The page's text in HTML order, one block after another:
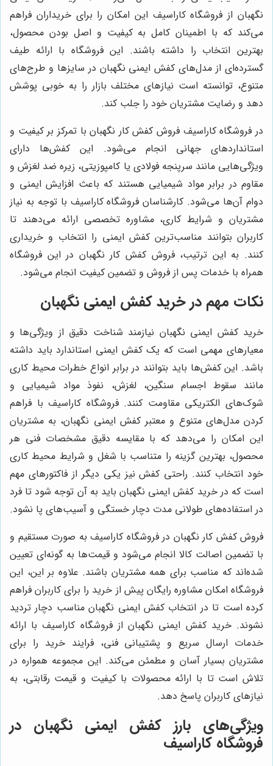
نگهبان از فروشگاه کاراسیف این امکان را برای خریداران فراهم
می‌کند که با اطمینان کامل به کیفیت و اصل بودن محصول،
بهترین انتخاب را داشته باشند. این فروشگاه با ارائه طیف
گسترده‌ای از مدل‌های کفش ایمنی نگهبان در سایزها و طرح‌های
متنوع، توانسته است نیازهای مختلف بازار را به خوبی پوشش
دهد و رضایت مشتریان خود را جلب کند.
در فروشگاه کاراسیف فروش کفش کار نگهبان با تمرکز بر کیفیت و
استانداردهای جهانی انجام می‌شود. این کفش‌ها دارای
ویژگی‌هایی مانند سرپنجه فولادی یا کامپوزیتی، زیره ضد لغزش و
مقاوم در برابر مواد شیمیایی هستند که باعث افزایش ایمنی و
دوام آن‌ها می‌شود. کارشناسان فروشگاه کاراسیف با توجه به نیاز
مشتریان و شرایط کاری، مشاوره تخصصی ارائه می‌دهند تا
کاربران بتوانند مناسب‌ترین کفش ایمنی را انتخاب و خریداری
کنند. به این ترتیب، فروش کفش کار نگهبان در این فروشگاه
همراه با خدمات پس از فروش و تضمین کیفیت انجام می‌شود.
نکات مهم در خرید کفش ایمنی نگهبان
خرید کفش ایمنی نگهبان نیازمند شناخت دقیق از ویژگی‌ها و
معیارهای مهمی است که یک کفش ایمنی استاندارد باید داشته
باشد. این کفش‌ها باید بتوانند در برابر انواع خطرات محیط کاری
مانند سقوط اجسام سنگین، لغزش، نفوذ مواد شیمیایی و
شوک‌های الکتریکی مقاومت کنند. فروشگاه کاراسیف با فراهم
کردن مدل‌های متنوع و معتبر کفش ایمنی نگهبان، به مشتریان
این امکان را می‌دهد که با مقایسه دقیق مشخصات فنی هر
محصول، بهترین گزینه را متناسب با شغل و شرایط محیط کاری
خود انتخاب کنند. راحتی کفش نیز یکی دیگر از فاکتورهای مهم
است که در خرید کفش ایمنی نگهبان باید به آن توجه شود تا فرد
در استفاده‌های طولانی مدت دچار خستگی و آسیب‌های پا نشود.
فروش کفش کار نگهبان در فروشگاه کاراسیف به صورت مستقیم و
با تضمین اصالت کالا انجام می‌شود و قیمت‌ها به گونه‌ای تعیین
شده‌اند که مناسب برای همه مشتریان باشند. علاوه بر این، این
فروشگاه امکان مشاوره رایگان پیش از خرید را برای کاربران فراهم
کرده است تا در انتخاب کفش ایمنی نگهبان مناسب دچار تردید
نشوند. خرید کفش ایمنی نگهبان از فروشگاه کاراسیف با ارائه
خدمات ارسال سریع و پشتیبانی فنی، فرایند خرید را برای
مشتریان بسیار آسان و مطمئن می‌کند. این مجموعه همواره در
تلاش است تا با ارائه محصولات با کیفیت و قیمت رقابتی، به
نیازهای کاربران پاسخ دهد.
ویژگی‌های بارز کفش ایمنی نگهبان در
فروشگاه کاراسیف